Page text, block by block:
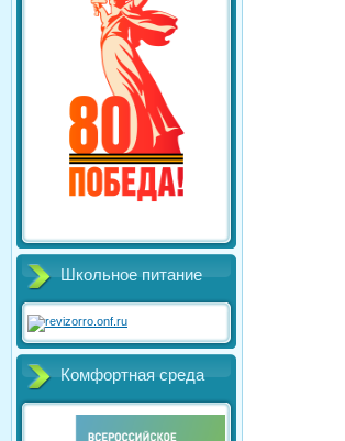
Школьное питание
Комфортная среда